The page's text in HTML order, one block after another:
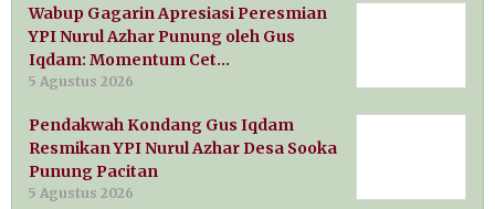
Wabup Gagarin Apresiasi Peresmian
YPI Nurul Azhar Punung oleh Gus
Iqdam: Momentum Cet…
5 Agustus 2026
Pendakwah Kondang Gus Iqdam
Resmikan YPI Nurul Azhar Desa Sooka
Punung Pacitan
5 Agustus 2026